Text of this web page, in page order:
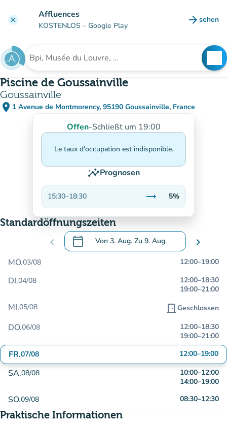
clear Affluences
KOSTENLOS – Google Play arrow_forward sehen
(new
Suche nach einer Einrichtung
Piscine de Goussainville
Goussainville
place 1 Avenue de Montmorency, 95190 Goussainville, France
(in Google Maps öffnen)
(new tab)
Offen-Schließt um 19:00
Le taux d'occupation est indisponible.
insightsPrognosen
15:30–18:30 trending_flat
Stabil
5%
Standardöffnungszeiten
chevron_left calendar_today Von 3. Aug. Zu 9. Aug.
.Öffnen Sie den Kalender, um Daten zu
chevron_right
MO.03/08 12:00–19:00
DI.04/08 12:00–18:30
19:00–21:00
MI.05/08 door_front Geschlossen
DO.06/08 12:00–18:30
19:00–21:00
FR.07/08 12:00–19:00
SA.08/08 10:00–12:00
14:00–19:00
SO.09/08 08:30–12:30
Praktische Informationen